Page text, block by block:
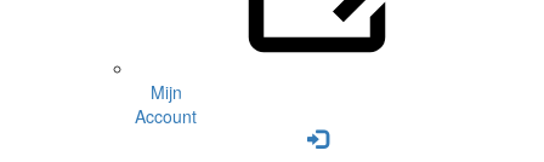
Mijn
Account